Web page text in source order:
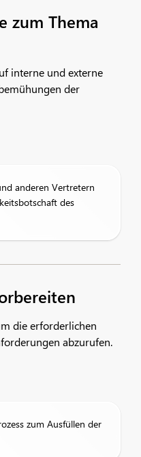
zum Thema
interne und externe
der
anderen Vertretern
des
die erforderlichen
abzurufen.
zum Ausfüllen der